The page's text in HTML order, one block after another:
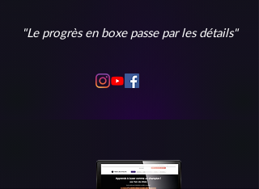
"Le progrès en boxe passe par les détails"